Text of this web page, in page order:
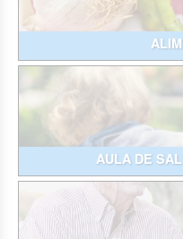
AULA DE